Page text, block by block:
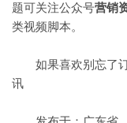
题可关注公众号营销
类视频脚本。
如果喜欢别忘了订
讯